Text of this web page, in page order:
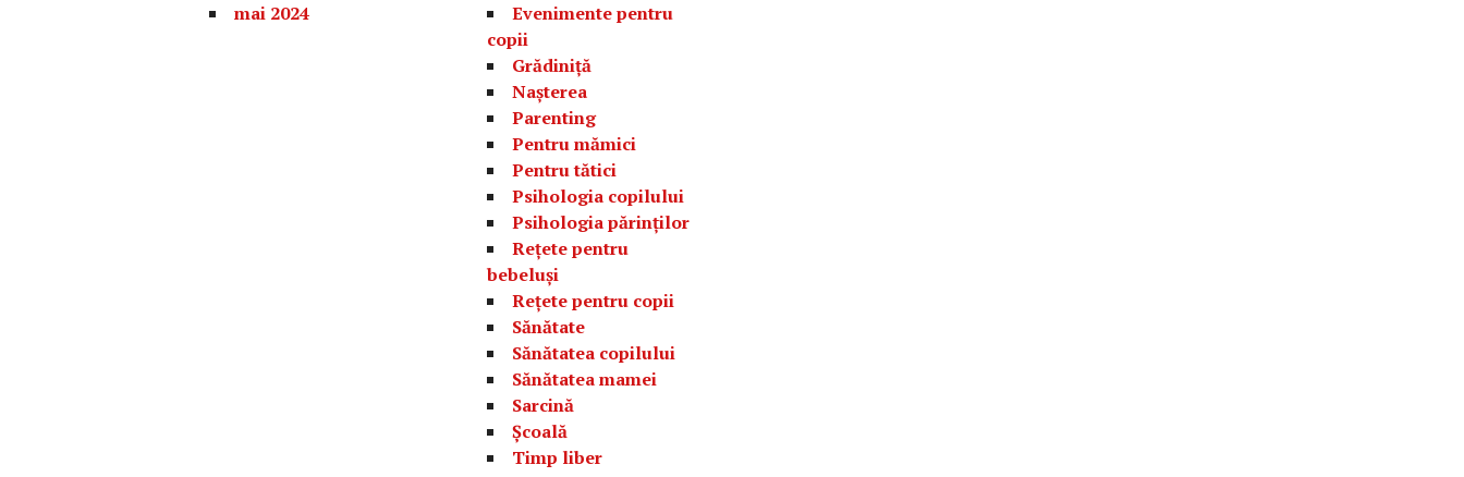
mai 2024
Evenimente pentru
copii
Grădiniță
Nașterea
Parenting
Pentru mămici
Pentru tătici
Psihologia copilului
Psihologia părinților
Rețete pentru
bebeluși
Rețete pentru copii
Sănătate
Sănătatea copilului
Sănătatea mamei
Sarcină
Școală
Timp liber